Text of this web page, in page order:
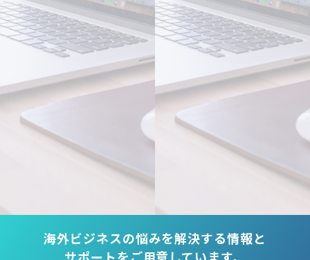
海外ビジネスの悩みを解決する情報と